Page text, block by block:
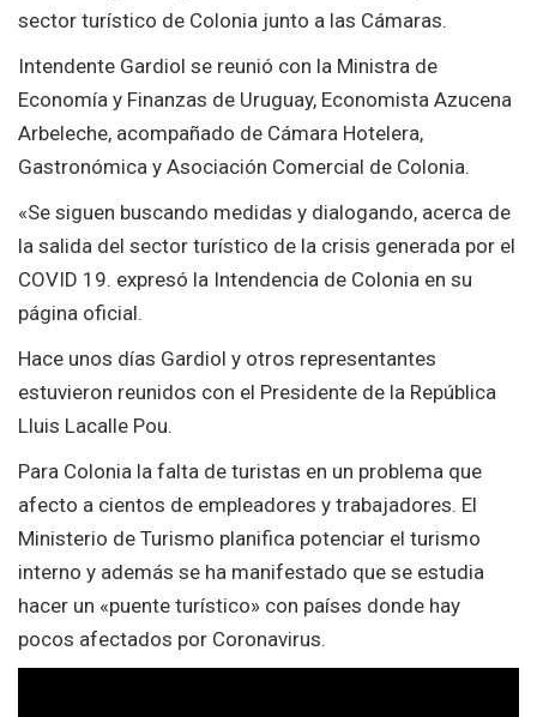
sector turístico de Colonia junto a las Cámaras.
Intendente Gardiol se reunió con la Ministra de
Economía y Finanzas de Uruguay, Economista Azucena
Arbeleche, acompañado de Cámara Hotelera,
Gastronómica y Asociación Comercial de Colonia.
«Se siguen buscando medidas y dialogando, acerca de
la salida del sector turístico de la crisis generada por el
COVID 19. expresó la Intendencia de Colonia en su
página oficial.
Hace unos días Gardiol y otros representantes
estuvieron reunidos con el Presidente de la República
Lluis Lacalle Pou.
Para Colonia la falta de turistas en un problema que
afecto a cientos de empleadores y trabajadores. El
Ministerio de Turismo planifica potenciar el turismo
interno y además se ha manifestado que se estudia
hacer un «puente turístico» con países donde hay
pocos afectados por Coronavirus.